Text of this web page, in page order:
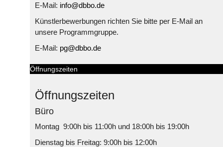
E-Mail: info@dbbo.de
Künstlerbewerbungen richten Sie bitte per E-Mail an
unsere Programmgruppe.
E-Mail: pg@dbbo.de
Öffnungszeiten
Öffnungszeiten
Büro
Montag 9:00h bis 11:00h und 18:00h bis 19:00h
Dienstag bis Freitag: 9:00h bis 12:00h